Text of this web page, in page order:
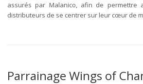
assurés par Malanico, afin de permettre
distributeurs de se centrer sur leur cœur de
Parrainage Wings of